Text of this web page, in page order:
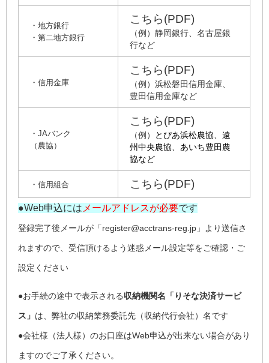
・地方銀行
・第二地方銀行
こちら(PDF)
（例）静岡銀行、名古屋銀
行など
・信用金庫
こちら(PDF)
（例）浜松磐田信用金庫、
豊田信用金庫など
・JAバンク
（農協）
こちら(PDF)
（例）
とぴあ浜松農協、遠
州中央農協、あいち豊田農
協など
・信用組合 こちら(PDF)
●Web申込には メールアドレスが必要です
登録完了後メールが「register@acctrans-reg.jp」より送信さ
れますので、受信頂けるよう迷惑メール設定等をご確認・ご
設定ください
●お手続の途中で表示される収納機関名「りそな決済サービ
ス」 は、弊社の収納業務委託先（収納代行会社）名です
●会社様（法人様）のお口座はWeb申込が出来ない場合があり
ますのでご了承ください。